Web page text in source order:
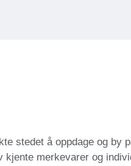
stedet å oppdage og
merkevarer og